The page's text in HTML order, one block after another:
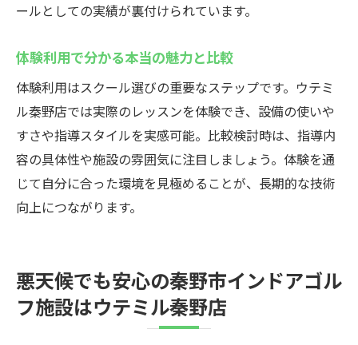
ールとしての実績が裏付けられています。
体験利用で分かる本当の魅力と比較
体験利用はスクール選びの重要なステップです。ウテミ
ル秦野店では実際のレッスンを体験でき、設備の使いや
すさや指導スタイルを実感可能。比較検討時は、指導内
容の具体性や施設の雰囲気に注目しましょう。体験を通
じて自分に合った環境を見極めることが、長期的な技術
向上につながります。
悪天候でも安心の秦野市インドアゴル
フ施設はウテミル秦野店